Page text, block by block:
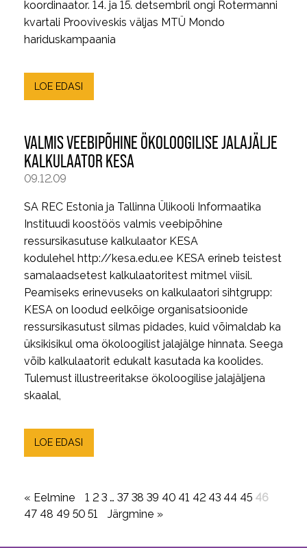
koordinaator. 14. ja 15. detsembril ongi Rotermanni
kvartali Prooviveskis väljas MTÜ Mondo
hariduskampaania
LOE EDASI
VALMIS VEEBIPÕHINE ÖKOLOOGILISE JALAJÄLJE
KALKULAATOR KESA
09.12.09
SA REC Estonia ja Tallinna Ülikooli Informaatika
Instituudi koostöös valmis veebipõhine
ressursikasutuse kalkulaator KESA
kodulehel http://kesa.edu.ee KESA erineb teistest
samalaadsetest kalkulaatoritest mitmel viisil.
Peamiseks erinevuseks on kalkulaatori sihtgrupp:
KESA on loodud eelkõige organisatsioonide
ressursikasutust silmas pidades, kuid võimaldab ka
üksikisikul oma ökoloogilist jalajälge hinnata. Seega
võib kalkulaatorit edukalt kasutada ka koolides.
Tulemust illustreeritakse ökoloogilise jalajäljena
skaalal,
LOE EDASI
« Eelmine 1 2 3 … 37 38 39 40 41 42 43 44 45 46
47 48 49 50 51 Järgmine »